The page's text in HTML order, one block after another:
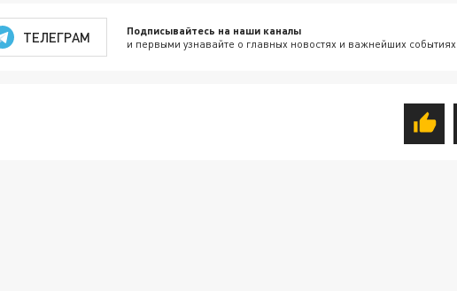
ТЕЛЕГРАМ Подписывайтесь на наши каналы
и первыми узнавайте о главных новостях и важнейших событиях